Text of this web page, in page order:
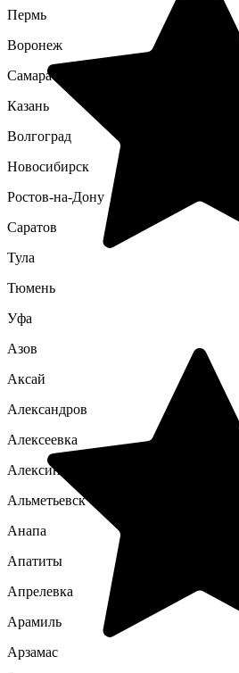
Пермь
Воронеж
Самара
Казань
Волгоград
Новосибирск
Ростов-на-Дону
Саратов
Тула
Тюмень
Уфа
Азов
Аксай
Александров
Алексеевка
Алексин
Альметьевск
Анапа
Апатиты
Апрелевка
Арамиль
Арзамас